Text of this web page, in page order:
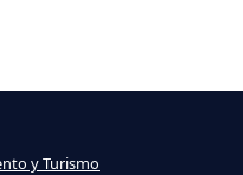
y Turismo